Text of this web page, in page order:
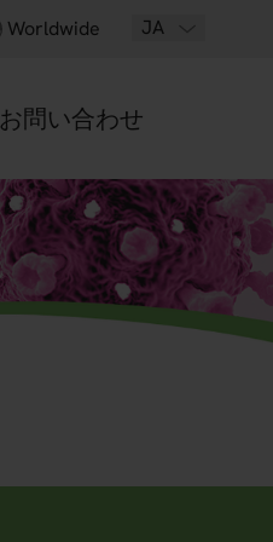
Worldwide JA
お問い合わせ